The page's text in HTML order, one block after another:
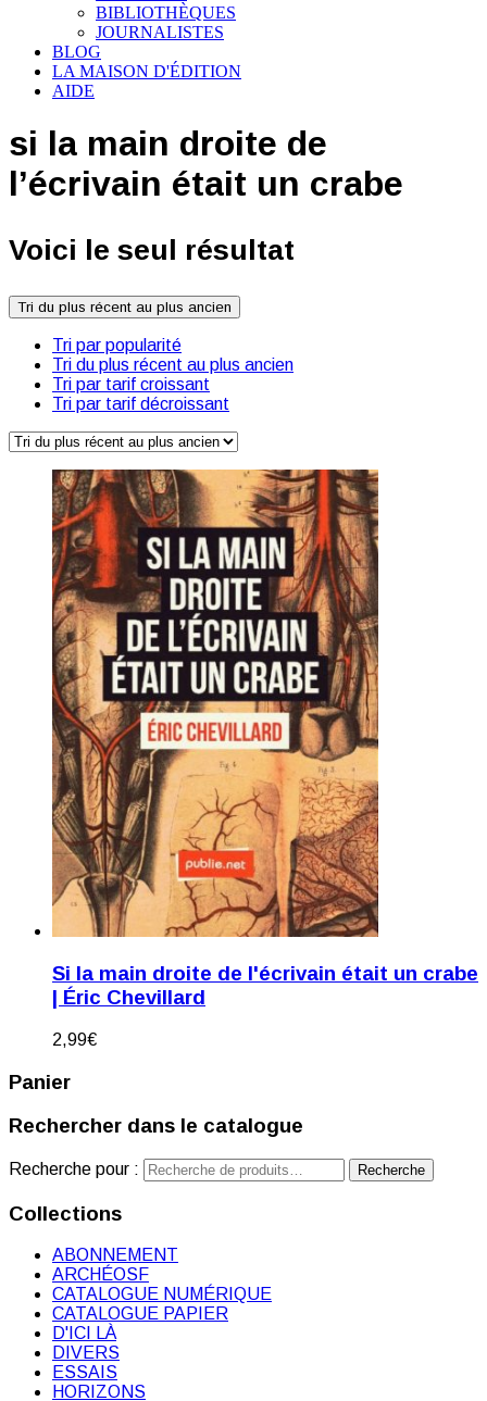
BIBLIOTHÈQUES
JOURNALISTES
BLOG
LA MAISON D'ÉDITION
AIDE
si la main droite de
l’écrivain était un crabe
Voici le seul résultat
Tri du plus récent au plus ancien
Tri par popularité
Tri du plus récent au plus ancien
Tri par tarif croissant
Tri par tarif décroissant
Si la main droite de l'écrivain était un crabe
| Éric Chevillard
2,99€
Panier
Rechercher dans le catalogue
Recherche pour : Recherche
Collections
ABONNEMENT
ARCHÉOSF
CATALOGUE NUMÉRIQUE
CATALOGUE PAPIER
D'ICI LÀ
DIVERS
ESSAIS
HORIZONS